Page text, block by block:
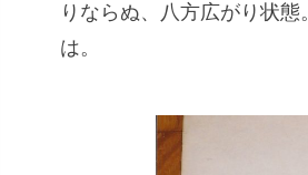
りならぬ、八方広がり状
は。